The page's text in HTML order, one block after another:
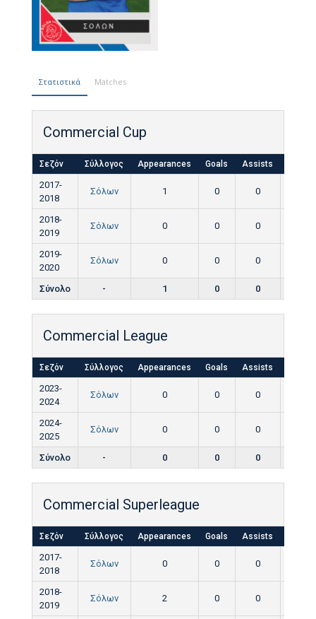
Στατιστικά Matches
Commercial Cup
Σεζόν Σύλλογος Appearances Goals Assists
2017-
2018
Σόλων 1 0 0
2018-
2019
Σόλων 0 0 0
2019-
2020
Σόλων 0 0 0
Σύνολο - 1 0 0
Commercial League
Σεζόν Σύλλογος Appearances Goals Assists
2023-
2024
Σόλων 0 0 0
2024-
2025
Σόλων 0 0 0
Σύνολο - 0 0 0
Commercial Superleague
Σεζόν Σύλλογος Appearances Goals Assists
2017-
2018
Σόλων 0 0 0
2018-
2019
Σόλων 2 0 0